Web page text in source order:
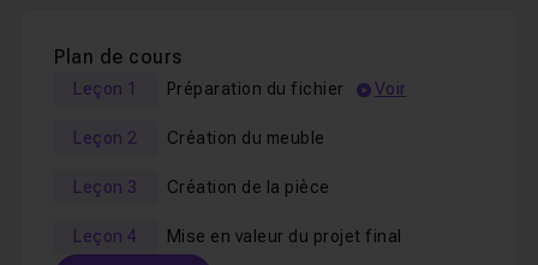
Si vous avez des questions, je vous attends dans le
vous sera également fourni.
Bonne formation.
Plan de cours
Leçon 1 Préparation du fichier Voir
Leçon 2 Création du meuble
Leçon 3 Création de la pièce
Leçon 4 Mise en valeur du projet final